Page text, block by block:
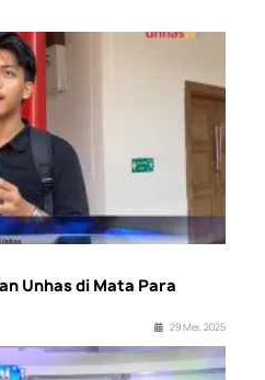
Unhas di Mata Para
29 Mei, 2025